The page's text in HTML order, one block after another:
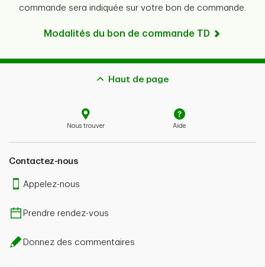
commande sera indiquée sur votre bon de commande.
Modalités du bon de commande TD
Haut de page
Nous trouver Aide
Contactez-nous
Appelez-nous
Prendre rendez-vous
Donnez des commentaires